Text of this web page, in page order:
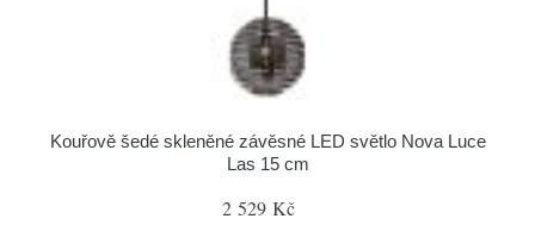
Kouřově šedé skleněné závěsné LED světlo Nova Luce
Las 15 cm
2 529 Kč